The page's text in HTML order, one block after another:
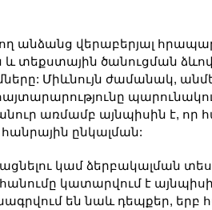
վերաբերյալ
տեքստային ծանուցման ձևով
Միևնույն ժամանակ,
առմամբ այնպիսին է, որ
ընկալման:
կամ ձերբակալման
կատարվում է այնպիսի
են նաև դեպքեր,